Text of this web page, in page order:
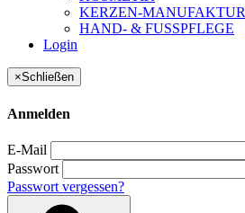
KERZEN-MANUFAKTUR
HAND- & FUSSPFLEGE
Login
×Schließen
Anmelden
E-Mail
Passwort
Passwort vergessen?